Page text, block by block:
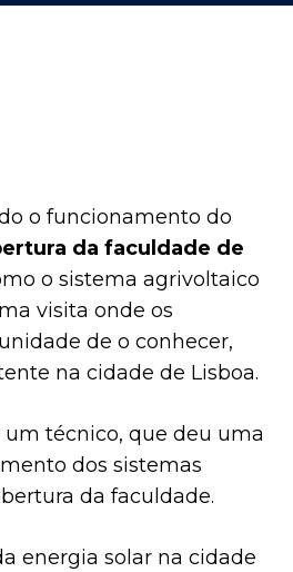
o funcionamento do
da faculdade de
o sistema agrivoltaico
visita onde os
de o conhecer,
na cidade de Lisboa.
técnico, que deu uma
dos sistemas
da faculdade.
energia solar na cidade